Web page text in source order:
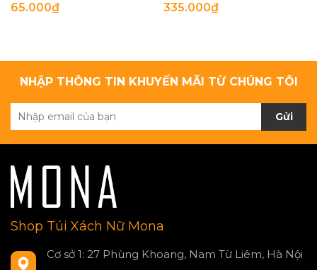
65.000₫ 335.000₫
NHẬP THÔNG TIN KHUYẾN MÃI TỪ CHÚNG TÔI
Gửi
Shop Túi Xách Nữ Mona
Cơ sở 1: 27 Phùng Khoang, Nam Từ Liêm, Hà Nội